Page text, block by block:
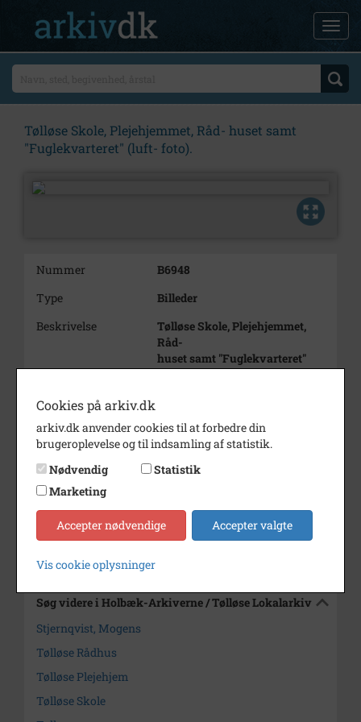
Tølløse Skole, Plejehjemmet, Råd- huset samt
"Fuglekvarteret" (luft- foto).
Nummer
B6948
Type
Billeder
Beskrivelse
Tølløse Skole, Plejehjemmet,
Råd-
huset samt "Fuglekvarteret"
(luft-
Dateringsnote
1992
Fotograf
Mogens Stjernqvist (copyright)
Lokalarkiv
Søg videre i Holbæk-Arkiverne / Tølløse Lokalarkiv
Stjernqvist, Mogens
Tølløse Rådhus
Tølløse Plejehjem
Tølløse Skole
Cookies på arkiv.dk
arkiv.dk anvender cookies til at forbedre din
brugeroplevelse og til indsamling af statistik.
Nødvendig
Statistik
Marketing
Accepter nødvendige Accepter valgte
Vis cookie oplysninger